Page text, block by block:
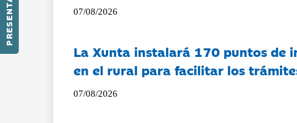
07/08/2026
La Xunta instalará 170 puntos de
en el rural para facilitar los
07/08/2026